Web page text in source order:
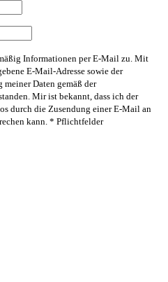
Informationen per E-Mail zu. Mit
E-Mail-Adresse sowie der
Daten gemäß der
Mir ist bekannt, dass ich der
durch die Zusendung einer E-Mail an
kann. * Pflichtfelder